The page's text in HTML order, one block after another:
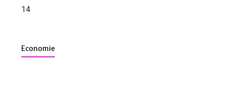
14
Economie